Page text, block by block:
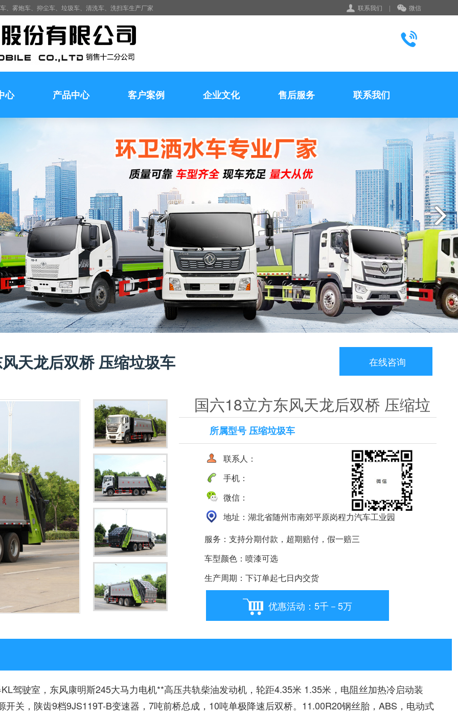
联系我们 | 微信
、雾炮车、抑尘车、垃圾车、清洗车、洗扫车生产厂家
心 产品中心 客户案例 企业文化 售后服务 联系我们
天龙后双桥 压缩垃圾车 在线咨询
国六18立方东风天龙后双桥 压缩垃
圾车
所属型号 压缩垃圾车
联系人：
手机：
微信：
要购车就扫我
地址：湖北省随州市南郊平原岗程力汽车工业园
服务：支持分期付款，超期赔付，假一赔三
车型颜色：喷漆可选
生产周期：下订单起七日内交货
优惠活动：5千－5万
驾驶室，东风康明斯245大马力电机**高压共轨柴油发动机，轮距4.35米 1.35米，电阻丝加热冷启动装
关，陕齿9档9JS119T-B变速器，7吨前桥总成，10吨单极降速后双桥。11.00R20钢丝胎，ABS，电动式